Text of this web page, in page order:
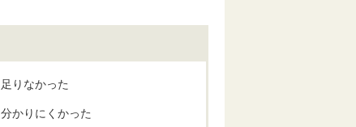
足りなかった
分かりにくかった